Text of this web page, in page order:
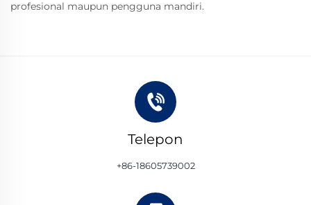
profesional maupun pengguna mandiri.
Telepon
+86-18605739002